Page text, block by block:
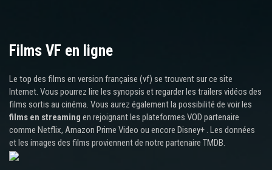
Films VF en ligne
Le top des films en version française (vf) se trouvent sur ce site
Internet. Vous pourrez lire les synopsis et regarder les trailers vidéos des
films sortis au cinéma. Vous aurez également la possibilité de voir les
films en streaming en rejoignant les plateformes VOD partenaire
comme Netflix, Amazon Prime Video ou encore Disney+ . Les données
et les images des films proviennent de notre partenaire TMDB.